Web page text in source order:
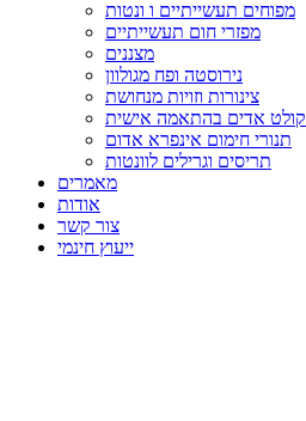
מפוחים תעשייתיים ו ונטות
מפזרי חום תעשייתיים
מצננים
נירוסטה ופח מגולוון
צינורות וזויות מנחושת
קולט אדים בהתאמה אישית
תנורי חימום אינפרא אדום
תריסים וגרילים לוונטות
מאמרים
אודות
צור קשר
ייעוץ חינמי